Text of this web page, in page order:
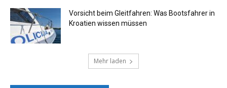
Vorsicht beim Gleitfahren: Was Bootsfahrer in
Kroatien wissen müssen
Mehr laden